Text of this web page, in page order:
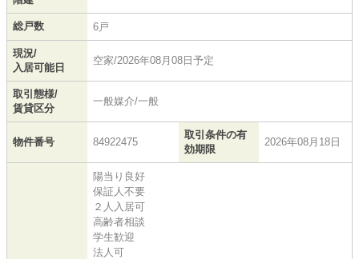
総戸数 6戸
現況/
入居可能日
空家/2026年08月08日予定
取引態様/
賃貸区分
一般媒介/一般
物件番号 84922475
取引条件の有
効期限
2026年08月18日
陽当り良好
保証人不要
２人入居可
高齢者相談
学生歓迎
法人可